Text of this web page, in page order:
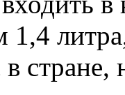
1,4
в